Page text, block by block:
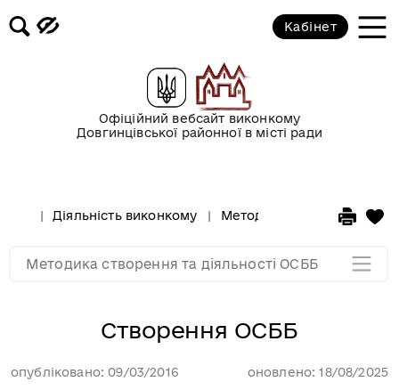
Офіційний вебсайт виконкому
Довгинцівської районної в місті ради
Кабінет
Діяльність виконкому Методика створення та
Створення ОСББ
опубліковано: 09/03/2016 оновлено: 18/08/2025
Методика створення та діяльності ОСББ